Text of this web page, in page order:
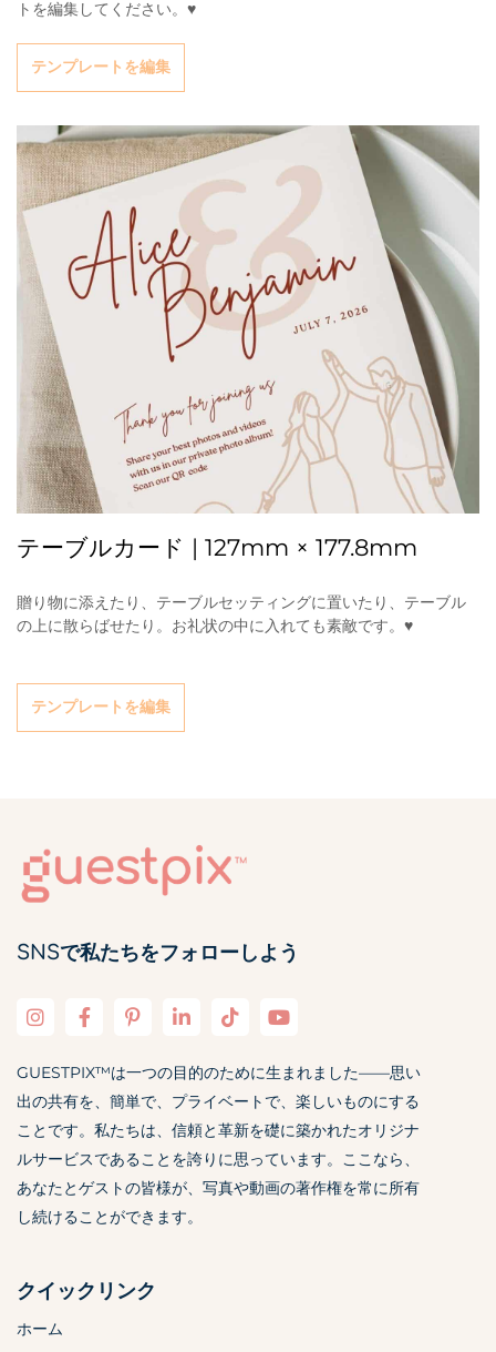
トを編集してください。♥
テンプレートを編集
テーブルカード | 127mm × 177.8mm
贈り物に添えたり、テーブルセッティングに置いたり、テーブル
の上に散らばせたり。お礼状の中に入れても素敵です。♥
テンプレートを編集
SNSで私たちをフォローしよう
GUESTPIX™は一つの目的のために生まれました——思い
出の共有を、簡単で、プライベートで、楽しいものにする
ことです。私たちは、信頼と革新を礎に築かれたオリジナ
ルサービスであることを誇りに思っています。ここなら、
あなたとゲストの皆様が、写真や動画の著作権を常に所有
し続けることができます。
クイックリンク
ホーム